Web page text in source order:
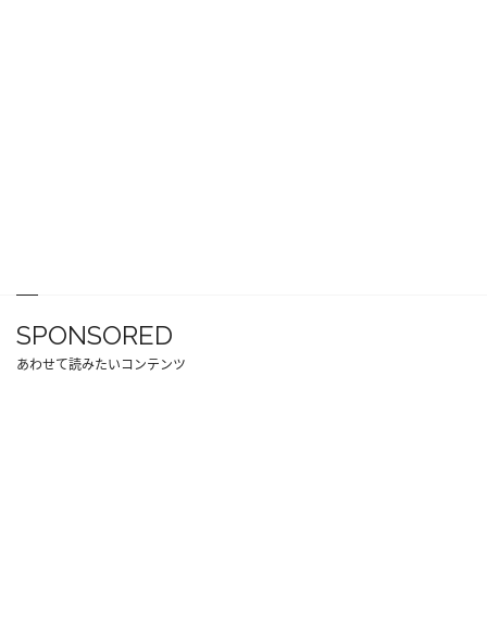
SPONSORED
あわせて読みたいコンテンツ